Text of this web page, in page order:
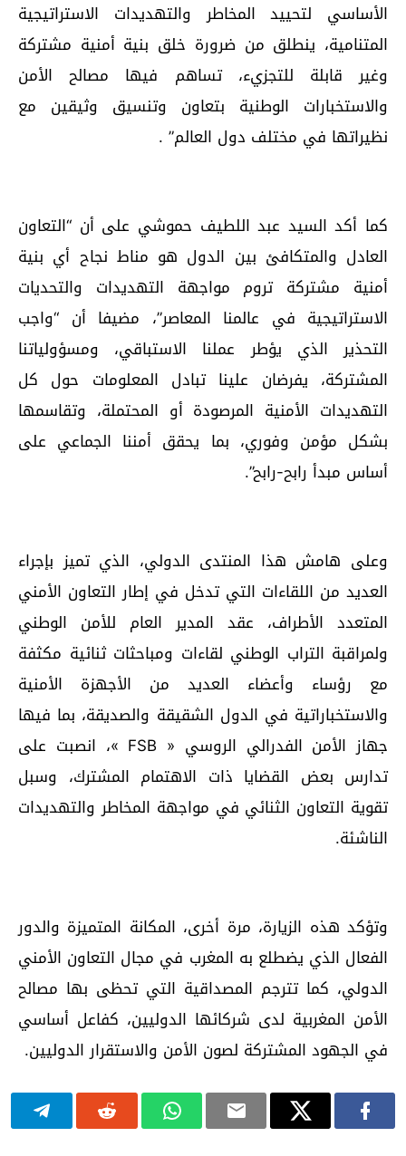
الأساسي لتحييد المخاطر والتهديدات الاستراتيجية
المتنامية، ينطلق من ضرورة خلق بنية أمنية مشتركة
وغير قابلة للتجزيء، تساهم فيها مصالح الأمن
والاستخبارات الوطنية بتعاون وتنسيق وثيقين مع
نظيراتها في مختلف دول العالم” .
كما أكد السيد عبد اللطيف حموشي على أن “التعاون
العادل والمتكافئ بين الدول هو مناط نجاح أي بنية
أمنية مشتركة تروم مواجهة التهديدات والتحديات
الاستراتيجية في عالمنا المعاصر”، مضيفا أن “واجب
التحذير الذي يؤطر عملنا الاستباقي، ومسؤولياتنا
المشتركة، يفرضان علينا تبادل المعلومات حول كل
التهديدات الأمنية المرصودة أو المحتملة، وتقاسمها
بشكل مؤمن وفوري، بما يحقق أمننا الجماعي على
أساس مبدأ رابح-رابح”.
وعلى هامش هذا المنتدى الدولي، الذي تميز بإجراء
العديد من اللقاءات التي تدخل في إطار التعاون الأمني
المتعدد الأطراف، عقد المدير العام للأمن الوطني
ولمراقبة التراب الوطني لقاءات ومباحثات ثنائية مكثفة
مع رؤساء وأعضاء العديد من الأجهزة الأمنية
والاستخباراتية في الدول الشقيقة والصديقة، بما فيها
جهاز الأمن الفدرالي الروسي « FSB »، انصبت على
تدارس بعض القضايا ذات الاهتمام المشترك، وسبل
تقوية التعاون الثنائي في مواجهة المخاطر والتهديدات
الناشئة.
وتؤكد هذه الزيارة، مرة أخرى، المكانة المتميزة والدور
الفعال الذي يضطلع به المغرب في مجال التعاون الأمني
الدولي، كما تترجم المصداقية التي تحظى بها مصالح
الأمن المغربية لدى شركائها الدوليين، كفاعل أساسي
في الجهود المشتركة لصون الأمن والاستقرار الدوليين.